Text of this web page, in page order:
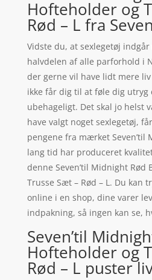
Hofteholder og
Rød – L fra
Vidste du, at sexlegetøj
halvdelen af alle parforhold i
der gerne vil have lidt mere
ikke får dig til at føle dig utryg
ubehageligt. Det skal jo helst
have valgt noget sexlegetøj,
pengene fra mærket Seven’til
lang tid har produceret
denne Seven’til Midnight Rød
Trusse Sæt – Rød – L. Du kan
online i en shop, dine varer
indpakning, så ingen kan se,
Seven’til
Hofteholder og
Rød – L puster